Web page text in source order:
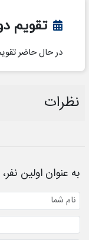
تقویم
در حال حاضر
نظرات
به عنوان اولین